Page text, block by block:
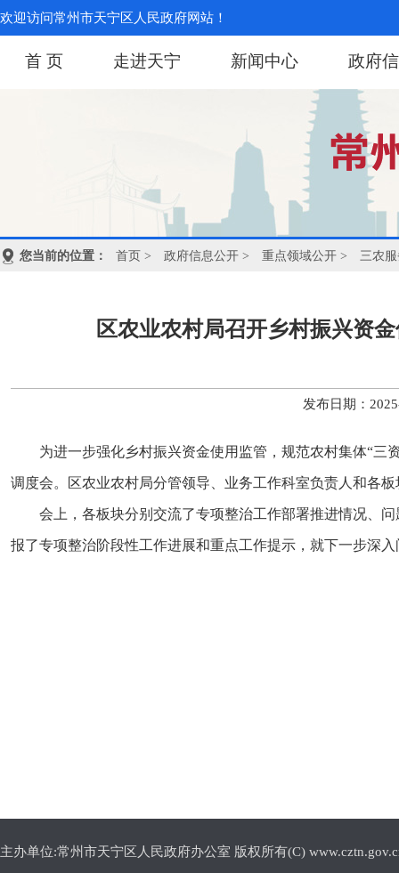
欢迎访问常州市天宁区人民政府网站！
首 页 走进天宁 新闻中心 政府
您当前的位置： 首页 > 政府信息公开 > 重点领域公开 > 三农
区农业农村局召开乡村振兴资
发布日期：
为进一步强化乡村振兴资金使用监管，规范农村集体“三
调度会。区农业农村局分管领导、业务工作科室负责人和各
会上， 各板块分别交流了专项整治工作部署推进情况、
报了专项整治阶段性工作进展和重点工作提示，就下一步深
主办单位:常州市天宁区人民政府办公室 版权所有(C)